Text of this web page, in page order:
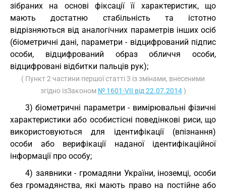
зібраних на основі фіксації її характеристик, що
мають достатню стабільність та істотно
відрізняються від аналогічних параметрів інших осіб
(біометричні дані, параметри - відцифрований підпис
особи, відцифрований образ обличчя особи,
відцифровані відбитки пальців рук);
( Пункт 2 частини першої статті 3 із змінами, внесеними
згідно ізЗаконом № 1601-VII від 22.07.2014)
3) біометричні параметри - вимірювальні фізичні
характеристики або особистісні поведінкові риси, що
використовуються для ідентифікації (впізнання)
особи або верифікації наданої ідентифікаційної
інформації про особу;
4) заявники - громадяни України, іноземці, особи
без громадянства, які мають право на постійне або